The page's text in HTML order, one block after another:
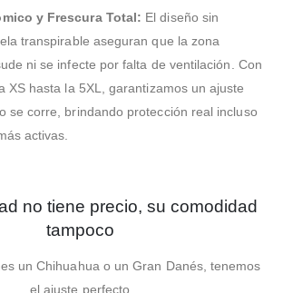
y Frescura Total: El diseño sin
transpirable aseguran que la zona
ni se infecte por falta de ventilación. Con
XS hasta la 5XL, garantizamos un ajuste
se corre, brindando protección real incluso
activas.
no tiene precio, su comodidad
tampoco
un Chihuahua o un Gran Danés, tenemos
el ajuste perfecto